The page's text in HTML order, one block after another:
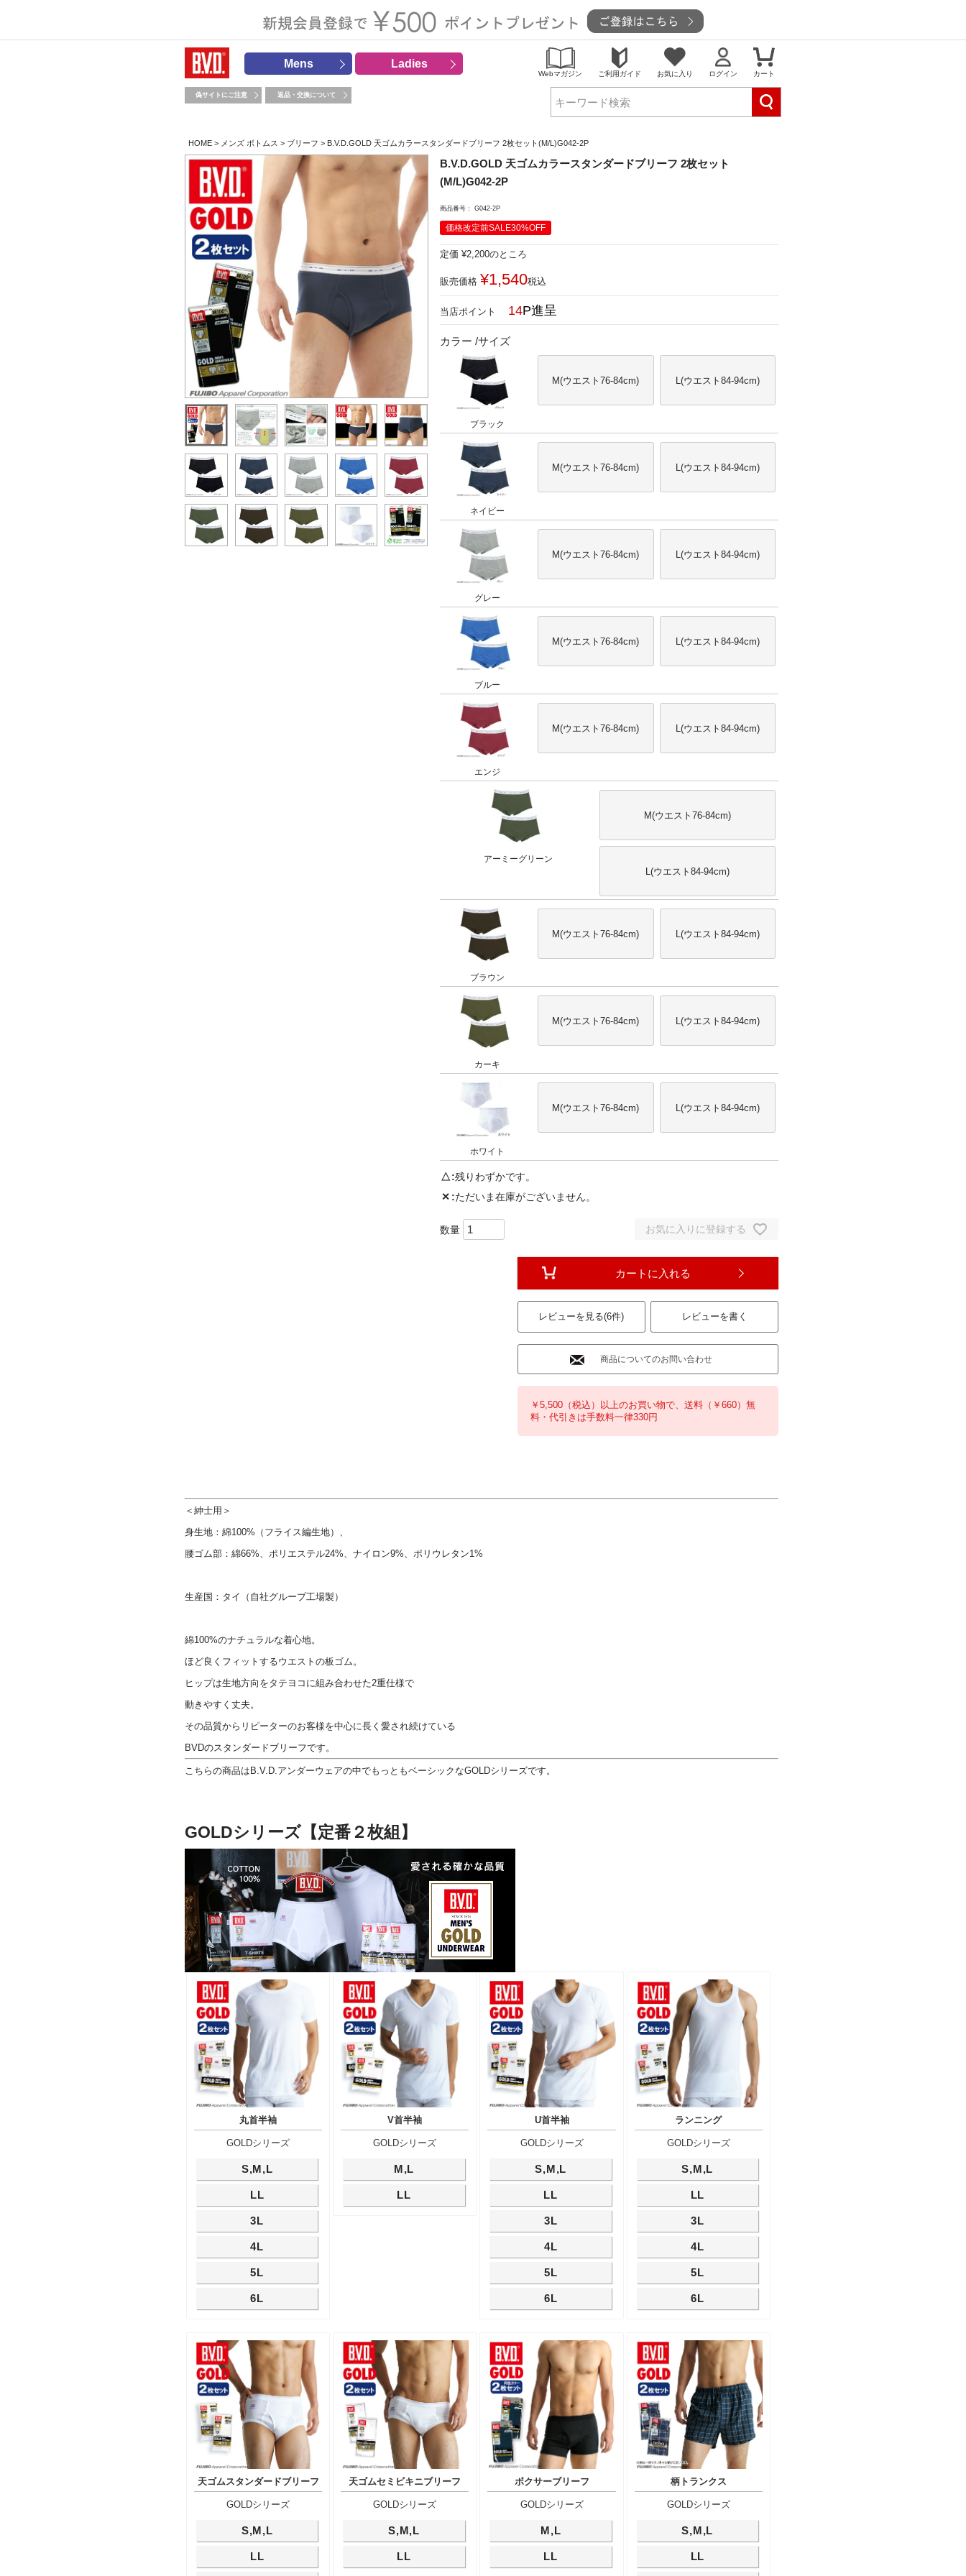
Mens Ladies
Webマガジン ご利用ガイド お気に入り ログイン カート
偽サイトにご注意 返品・交換について
HOME メンズ ボトムス ブリーフ B.V.D.GOLD 天ゴムカラースタンダードブリーフ 2枚セット(M/L)G042-2P
B.V.D.GOLD 天ゴムカラースタンダードブリーフ 2枚セット
(M/L)G042-2P
商品番号 G042-2P
価格改定前SALE30%OFF
定価 ¥2,200のところ
販売価格 ¥1,540税込
14
カラー サイズ
ブラック
M(ウエスト76-84cm) L(ウエスト84-94cm)
ネイビー
M(ウエスト76-84cm) L(ウエスト84-94cm)
グレー
M(ウエスト76-84cm) L(ウエスト84-94cm)
ブルー
M(ウエスト76-84cm) L(ウエスト84-94cm)
エンジ
M(ウエスト76-84cm) L(ウエスト84-94cm)
アーミーグリーン
M(ウエスト76-84cm)
L(ウエスト84-94cm)
ブラウン
M(ウエスト76-84cm) L(ウエスト84-94cm)
カーキ
M(ウエスト76-84cm) L(ウエスト84-94cm)
ホワイト
M(ウエスト76-84cm) L(ウエスト84-94cm)
△ 残りわずかです。
✕ ただいま在庫がございません。
お気に入りに登録する
カートに入れる
レビューを見る(6件) レビューを書く
商品についてのお問い合わせ
￥5,500（税込）以上のお買い物で、送料（￥660）無
料・代引きは手数料一律330円
＜紳士用＞
身生地：綿100%（フライス編生地）、
腰ゴム部：綿66%、ポリエステル24%、ナイロン9%、ポリウレタン1%
生産国：タイ（自社グループ工場製）
綿100%のナチュラルな着心地。
ほど良くフィットするウエストの板ゴム。
ヒップは生地方向をタテヨコに組み合わせた2重仕様で
動きやすく丈夫。
その品質からリピーターのお客様を中心に長く愛され続けている
BVDのスタンダードブリーフです。
こちらの商品はB.V.D.アンダーウェアの中でもっともベーシックなGOLDシリーズです。
GOLDシリーズ【定番２枚組】
丸首半袖
GOLDシリーズ
S,M,L
LL
3L
4L
5L
6L
V首半袖
GOLDシリーズ
M,L
LL
U首半袖
GOLDシリーズ
S,M,L
LL
3L
4L
5L
6L
ランニング
GOLDシリーズ
S,M,L
LL
3L
4L
5L
6L
天ゴムスタンダードブリーフ
GOLDシリーズ
S,M,L
LL
天ゴムセミビキニブリーフ
GOLDシリーズ
S,M,L
LL
ボクサーブリーフ
GOLDシリーズ
M,L
LL
柄トランクス
GOLDシリーズ
S,M,L
LL